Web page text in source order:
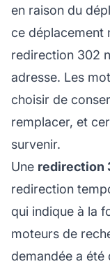
en raison du
ce déplacement
redirection 302
adresse. Les
choisir de
remplacer, et
survenir.
Une redirection
redirection
qui indique à la
moteurs de
demandée a